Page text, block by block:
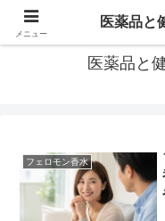
あなたの医薬品選び、
医薬品と
フェロモン香水
メニュー
医薬品と